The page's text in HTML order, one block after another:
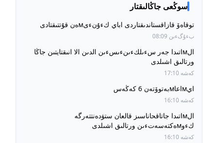
سوڭعى جاڭالىقتار
توقاەۆ قازاقستاندىقتاردى اباي كءۇنءىмەن قۇتتىقتادى
بءۇگءىن 08:09
الмاتىدا جەر سءىلكءىنءىسءىن الدىن الا انىقتايتىن جاڭا
ورتالىق اشىلدى
كەشە 17:10
ايмاعاмبەتوۆتەن 6 كەڭەس
كەشە 16:10
الмاتىدا جاتاقحاناسىز قالعان ستۋدەنتتەرگە
كءوмەكتەسەتءىن ورتالىق اشىلدى
كەشە 16:10